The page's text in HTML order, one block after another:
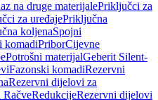
na druge materijalePriključci za
za uređajePriključna
koljenaSpojni
komadiPriborCijevne
Potrošni materijalGeberit Silent-
Fazonski komadiRezervni
Rezervni dijelovi za
RačveRedukcijeRezervni dijelovi